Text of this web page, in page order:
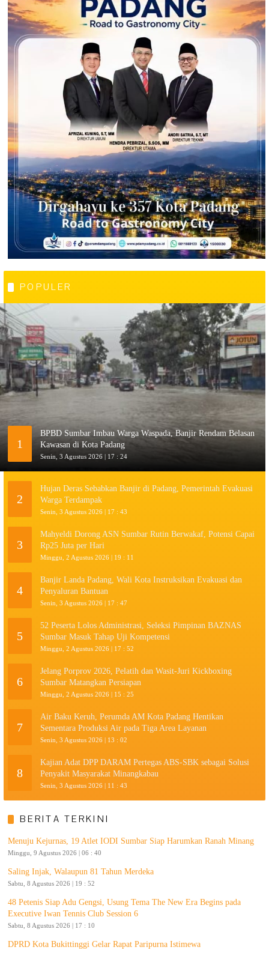
POPULER
1
BPBD Sumbar Imbau Warga Waspada, Banjir Rendam Belasan
Kawasan di Kota Padang
Senin, 3 Agustus 2026 | 17 : 24
2
Hujan Deras Sebabkan Banjir di Padang, Pemerintah Evakuasi
Warga Terdampak
Senin, 3 Agustus 2026 | 17 : 43
3
Mahyeldi Dorong ASN Sumbar Rutin Berwakaf, Potensi Capai
Rp25 Juta per Hari
Minggu, 2 Agustus 2026 | 19 : 11
4
Banjir Landa Padang, Wali Kota Instruksikan Evakuasi dan
Penyaluran Bantuan
Senin, 3 Agustus 2026 | 17 : 47
5
52 Peserta Lolos Administrasi, Seleksi Pimpinan BAZNAS
Sumbar Masuk Tahap Uji Kompetensi
Minggu, 2 Agustus 2026 | 17 : 52
6
Jelang Porprov 2026, Pelatih dan Wasit-Juri Kickboxing
Sumbar Matangkan Persiapan
Minggu, 2 Agustus 2026 | 15 : 25
7
Air Baku Keruh, Perumda AM Kota Padang Hentikan
Sementara Produksi Air pada Tiga Area Layanan
Senin, 3 Agustus 2026 | 13 : 02
8
Kajian Adat DPP DARAM Pertegas ABS-SBK sebagai Solusi
Penyakit Masyarakat Minangkabau
Senin, 3 Agustus 2026 | 11 : 43
BERITA TERKINI
Menuju Kejurnas, 19 Atlet IODI Sumbar Siap Harumkan Ranah Minang
Minggu, 9 Agustus 2026 | 06 : 40
Saling Injak, Walaupun 81 Tahun Merdeka
Sabtu, 8 Agustus 2026 | 19 : 52
48 Petenis Siap Adu Gengsi, Usung Tema The New Era Begins pada
Executive Iwan Tennis Club Session 6
Sabtu, 8 Agustus 2026 | 17 : 10
DPRD Kota Bukittinggi Gelar Rapat Paripurna Istimewa